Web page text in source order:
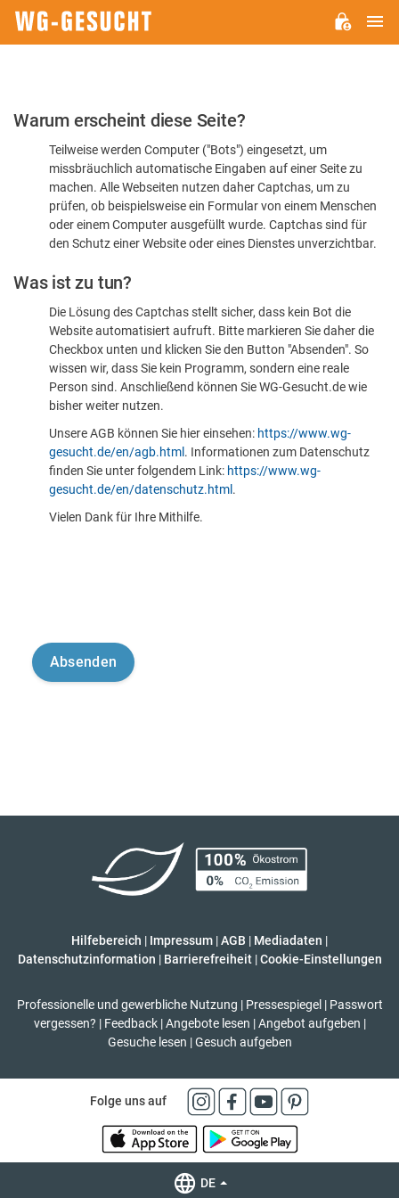
Bitte
dass
sind
Warum erscheint diese Seite?
Teilweise werden Computer ("Bots") eingesetzt, um
missbräuchlich automatische Eingaben auf einer Seite zu
machen. Alle Webseiten nutzen daher Captchas, um zu
prüfen, ob beispielsweise ein Formular von einem Menschen
oder einem Computer ausgefüllt wurde. Captchas sind für
den Schutz einer Website oder eines Dienstes unverzichtbar.
Was ist zu tun?
Die Lösung des Captchas stellt sicher, dass kein Bot die
Website automatisiert aufruft. Bitte markieren Sie daher die
Checkbox unten und klicken Sie den Button "Absenden". So
wissen wir, dass Sie kein Programm, sondern eine reale
Person sind. Anschließend können Sie WG-Gesucht.de wie
bisher weiter nutzen.
Unsere AGB können Sie hier einsehen: https://www.wg-
gesucht.de/en/agb.html . Informationen zum Datenschutz
finden Sie unter folgendem Link: https://www.wg-
gesucht.de/en/datenschutz.html .
Vielen Dank für Ihre Mithilfe.
Hilfebereich | Impressum |AGB | Mediadaten |
Datenschutzinformation | Barrierefreiheit | Cookie-Einstellungen
Professionelle und gewerbliche Nutzung | Pressespiegel | Passwort
vergessen? | Feedback | Angebote lesen | Angebot aufgeben |
Gesuche lesen | Gesuch aufgeben
Folge uns auf
DE